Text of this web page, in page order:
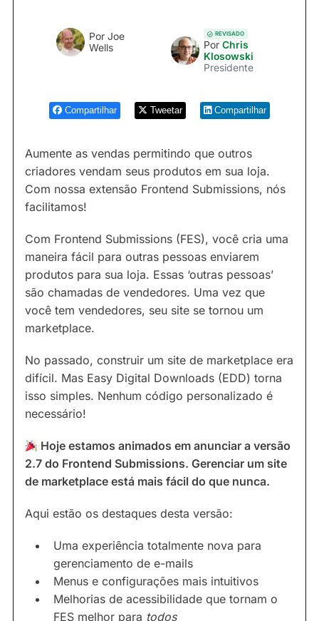
Por Joe
Wells
REVISADO
Por Chris
Klosowski
Presidente
Compartilhar Tweetar Compartilhar
Aumente as vendas permitindo que outros
criadores vendam seus produtos em sua loja.
Com nossa extensão Frontend Submissions, nós
facilitamos!
Com Frontend Submissions (FES), você cria uma
maneira fácil para outras pessoas enviarem
produtos para sua loja. Essas ‘outras pessoas’
são chamadas de vendedores. Uma vez que
você tem vendedores, seu site se tornou um
marketplace.
No passado, construir um site de marketplace era
difícil. Mas Easy Digital Downloads (EDD) torna
isso simples. Nenhum código personalizado é
necessário!
Hoje estamos animados em anunciar a versão
2.7 do Frontend Submissions. Gerenciar um site
de marketplace está mais fácil do que nunca.
Aqui estão os destaques desta versão:
Uma experiência totalmente nova para
gerenciamento de e-mails
Menus e configurações mais intuitivos
Melhorias de acessibilidade que tornam o
FES melhor para todos